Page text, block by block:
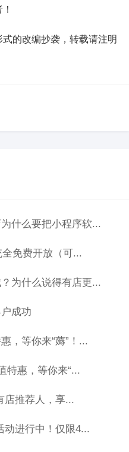
的改编抄袭，转载请注明
什么要把小程序软...
全免费开放（可...
为什么说得有店更...
成功
，等你来“薅”！...
特惠，等你来“...
店推荐人，享...
动进行中！仅限4...